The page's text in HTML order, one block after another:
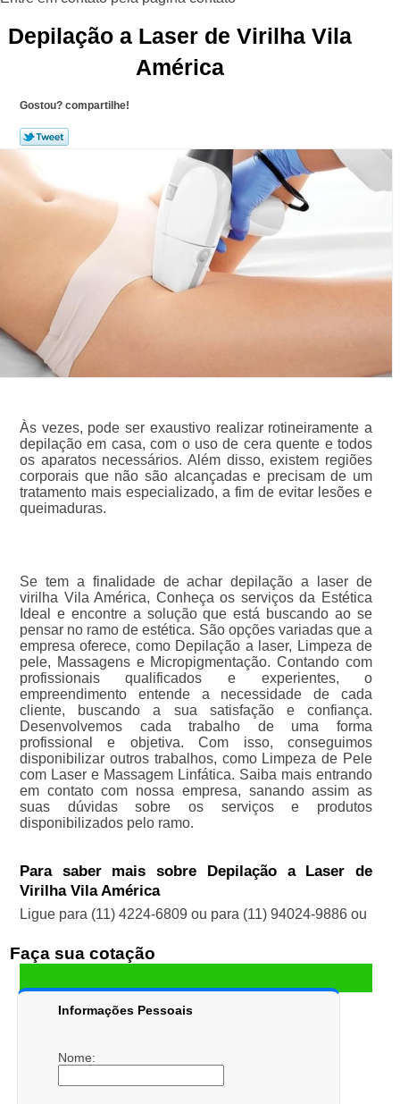
Depilação a Laser de Virilha Vila
América
Gostou? compartilhe!
Às vezes, pode ser exaustivo realizar rotineiramente a
depilação em casa, com o uso de cera quente e todos
os aparatos necessários. Além disso, existem regiões
corporais que não são alcançadas e precisam de um
tratamento mais especializado, a fim de evitar lesões e
queimaduras.
Se tem a finalidade de achar depilação a laser de
virilha Vila América, Conheça os serviços da Estética
Ideal e encontre a solução que está buscando ao se
pensar no ramo de estética. São opções variadas que a
empresa oferece, como Depilação a laser, Limpeza de
pele, Massagens e Micropigmentação. Contando com
profissionais qualificados e experientes, o
empreendimento entende a necessidade de cada
cliente, buscando a sua satisfação e confiança.
Desenvolvemos cada trabalho de uma forma
profissional e objetiva. Com isso, conseguimos
disponibilizar outros trabalhos, como Limpeza de Pele
com Laser e Massagem Linfática. Saiba mais entrando
em contato com nossa empresa, sanando assim as
suas dúvidas sobre os serviços e produtos
disponibilizados pelo ramo.
Para saber mais sobre Depilação a Laser de
Virilha Vila América
Ligue para (11) 4224-6809 ou para (11) 94024-9886ou
Faça sua cotação
Informações Pessoais
Nome: